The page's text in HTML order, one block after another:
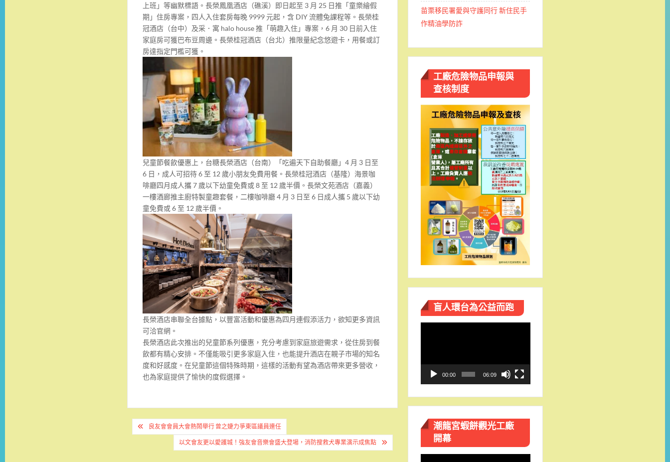
上班」等幽默標語。長榮鳳凰酒店（礁溪）即日起至 3 月 25 日推「童樂繪假
期」住房專案，四人入住套房每晚 9999 元起，含 DIY 流體兔課程等。長榮桂
冠酒店（台中）及采．寓 halo house 推「萌趣入住」專案，6 月 30 日前入住
家庭房可獲巴布豆周邊。長榮桂冠酒店（台北）推限量紀念悠遊卡，用餐或訂
房達指定門檻可獲。
兒童節餐飲優惠上，台糖長榮酒店（台南）「吃遍天下自助餐廳」4 月 3 日至
6 日，成人可招待 6 至 12 歲小朋友免費用餐。長榮桂冠酒店（基隆）海景咖
啡廳四月成人攜 7 歲以下幼童免費或 8 至 12 歲半價。長榮文苑酒店（嘉義）
一樓酒廊推主廚特製童趣套餐，二樓咖啡廳 4 月 3 日至 6 日成人攜 5 歲以下幼
童免費或 6 至 12 歲半價。
長榮酒店串聯全台據點，以豐富活動和優惠為四月連假添活力，欲知更多資訊
可洽官網。
長榮酒店此次推出的兒童節系列優惠，充分考慮到家庭旅遊需求，從住房到餐
飲都有精心安排。不僅能吸引更多家庭入住，也能提升酒店在親子市場的知名
度和好感度。在兒童節這個特殊時期，這樣的活動有望為酒店帶來更多營收，
也為家庭提供了愉快的度假選擇。
文
章
良友會會員大會熱鬧舉行 曾之婕力爭東區議員連任
以文會友更以愛護城！強友會音樂會盛大登場，消防搜救犬專業演示成焦點
苗栗移民署愛與守護同行 新住民手
作精油學防詐
工廠危險物品申報與
查核制度
盲人環台​為公益而跑
放
00:00 06:09
潮龍宮蝦餅觀光工廠
開幕